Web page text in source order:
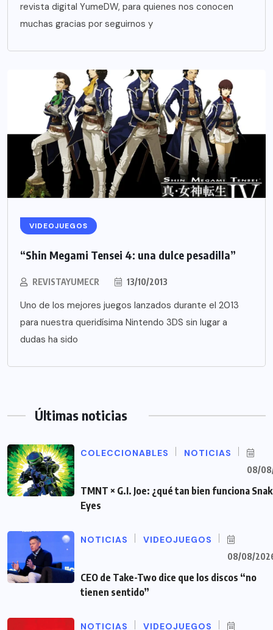
revista digital YumeDW, para quienes nos conocen
muchas gracias por seguirnos y
VIDEOJUEGOS
“Shin Megami Tensei 4: una dulce pesadilla”
REVISTAYUMECR 13/10/2013
Uno de los mejores juegos lanzados durante el 2013
para nuestra queridísima Nintendo 3DS sin lugar a
dudas ha sido
Últimas noticias
COLECCIONABLES NOTICIAS
08/
TMNT × G.I. Joe: ¿qué tan bien funciona
Eyes
NOTICIAS VIDEOJUEGOS
08/08/
CEO de Take-Two dice que los discos “no
tienen sentido”
NOTICIAS VIDEOJUEGOS